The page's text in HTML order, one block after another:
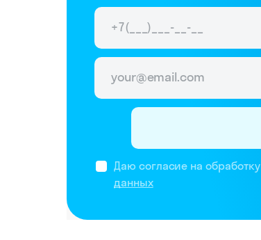
Даю согласие на обработку
данных